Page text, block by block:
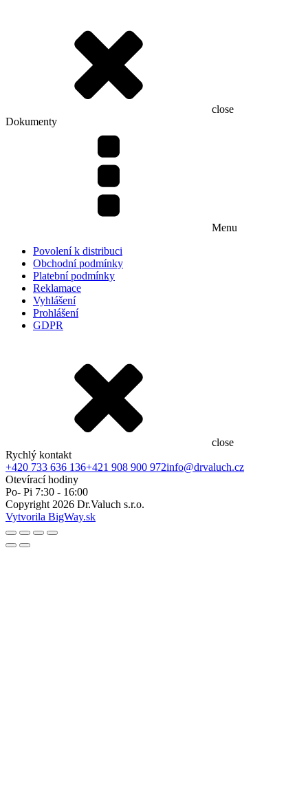
close
Dokumenty
Menu
Povolení k distribuci
Obchodní podmínky
Platební podmínky
Reklamace
Vyhlášení
Prohlášení
GDPR
close
Rychlý kontakt
+420 733 636 136+421 908 900 972info@drvaluch.cz
Otevírací hodiny
Po- Pi 7:30 - 16:00
Copyright 2026 Dr.Valuch s.r.o.
Vytvorila BigWay.sk